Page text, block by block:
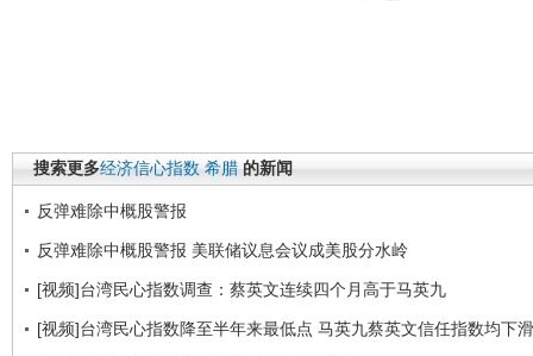
搜索更多经济信心指数 希腊 的新闻
反弹难除中概股警报
反弹难除中概股警报 美联储议息会议成美股分水岭
[视频]台湾民心指数调查：蔡英文连续四个月高于马英九
[视频]台湾民心指数降至半年来最低点 马英九蔡英文信任指数均下滑